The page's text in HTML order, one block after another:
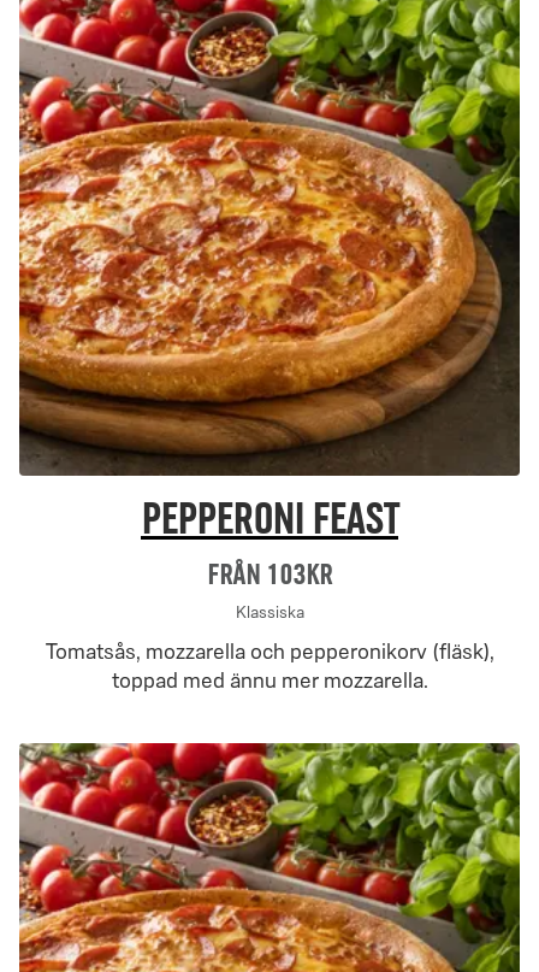
Pepperoni Feast
Från 103Kr
Klassiska
Tomatsås, mozzarella och pepperonikorv (fläsk),
toppad med ännu mer mozzarella.